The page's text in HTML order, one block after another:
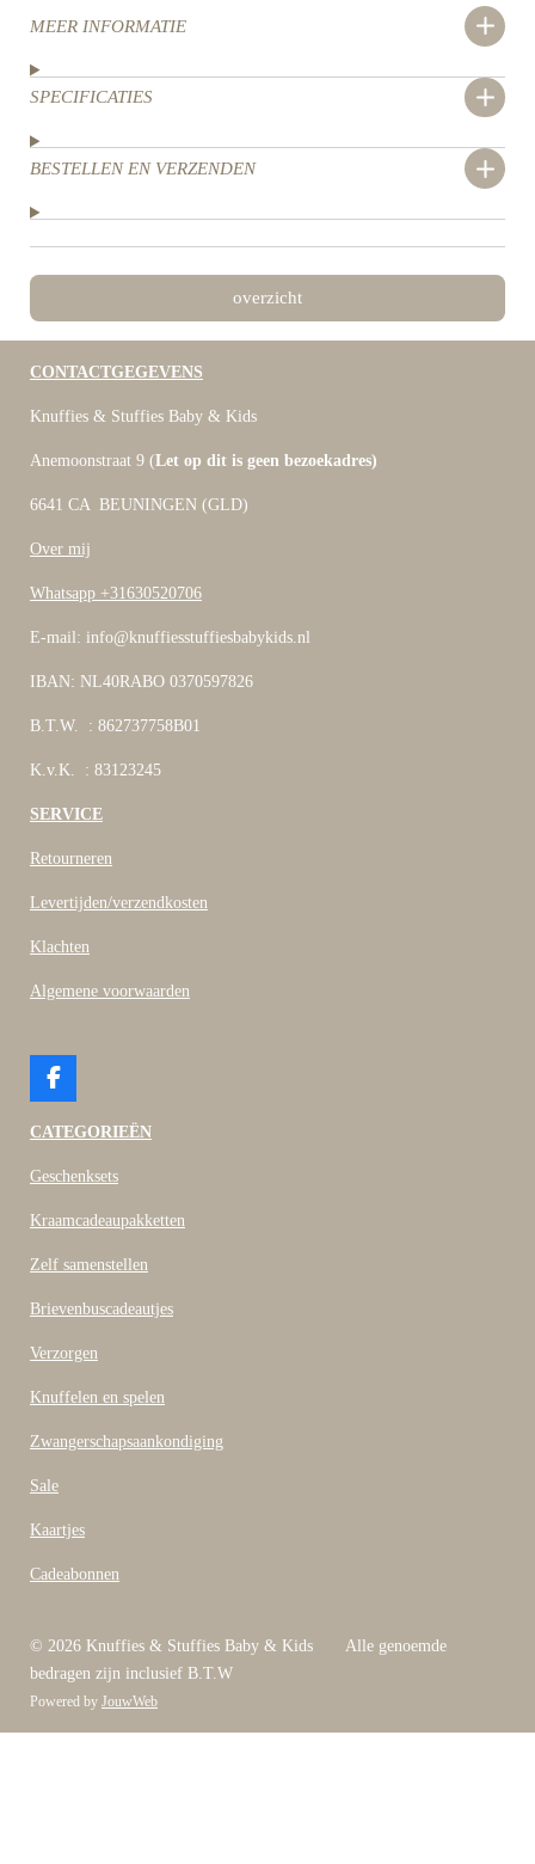
MEER INFORMATIE
SPECIFICATIES
BESTELLEN EN VERZENDEN
overzicht
CONTACTGEGEVENS
Knuffies & Stuffies Baby & Kids
Anemoonstraat 9 (Let op dit is geen bezoekadres)
6641 CA BEUNINGEN (GLD)
Over mij
Whatsapp +31630520706
E-mail: info@knuffiesstuffiesbabykids.nl
IBAN: NL40RABO 0370597826
B.T.W. : 862737758B01
K.v.K. : 83123245
SERVICE
Retourneren
Levertijden/verzendkosten
Klachten
Algemene voorwaarden
F
c
b
o
CATEGORIEËN
Geschenksets
Kraamcadeaupakketten
Zelf samenstellen
Brievenbuscadeautjes
Verzorgen
Knuffelen en spelen
Zwangerschapsaankondiging
Sale
Kaartjes
Cadeabonnen
© 2026 Knuffies & Stuffies Baby & Kids Alle genoemde
bedragen zijn inclusief B.T.W
Powered by JouwWeb